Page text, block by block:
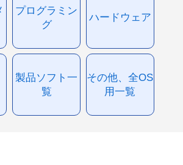
プログラミン
グ
ハードウェア
製品ソフト一
覧
その他、全OS
用一覧